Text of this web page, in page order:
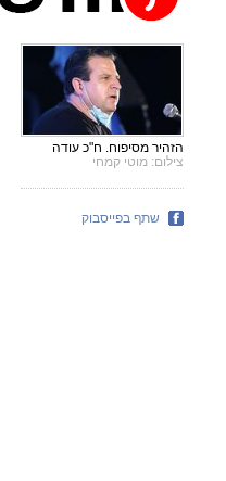
הזהיר מסיפוח. ח"כ עודה
צילום: מוטי קמחי
שתף בפייסבוק